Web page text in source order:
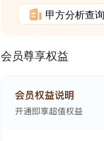
甲方分析查询
会员尊享权益